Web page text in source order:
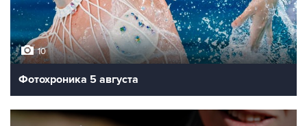
10
Фотохроника 5 августа